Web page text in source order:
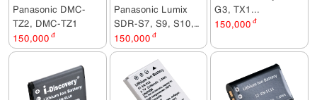
Panasonic DMC-
TZ2, DMC-TZ1
150,000 đ
Panasonic Lumix
SDR-S7, S9, S10,
Ricoh CX1...
150,000 đ
G3, TX1...
150,000 đ